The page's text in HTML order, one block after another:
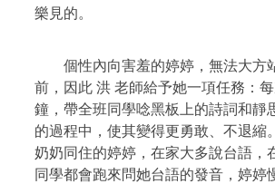
樂見的。
個性內向害羞的婷婷，無法大方
前，因此 洪 老師給予她一項任務：
鐘，帶全班同學唸黑板上的詩詞和靜
的過程中，使其變得更勇敢、不退縮
奶奶同住的婷婷，在家大多說台語，
同學都會跑來問她台語的發音，婷婷